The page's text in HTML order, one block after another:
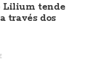
Lilium tende
través dos